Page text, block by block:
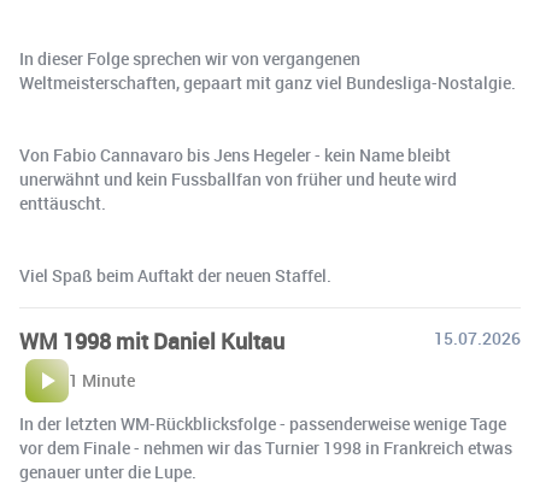
In dieser Folge sprechen wir von vergangenen
Weltmeisterschaften, gepaart mit ganz viel Bundesliga-Nostalgie.
Von Fabio Cannavaro bis Jens Hegeler - kein Name bleibt
unerwähnt und kein Fussballfan von früher und heute wird
enttäuscht.
Viel Spaß beim Auftakt der neuen Staffel.
WM 1998 mit Daniel Kultau
15.07.2026
1 Minute
In der letzten WM-Rückblicksfolge - passenderweise wenige Tage
vor dem Finale - nehmen wir das Turnier 1998 in Frankreich etwas
genauer unter die Lupe.